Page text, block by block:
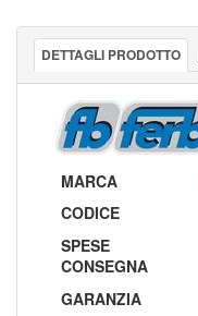
DETTAGLI PRODOTTO
MARCA
CODICE
SPESE
CONSEGNA
GARANZIA